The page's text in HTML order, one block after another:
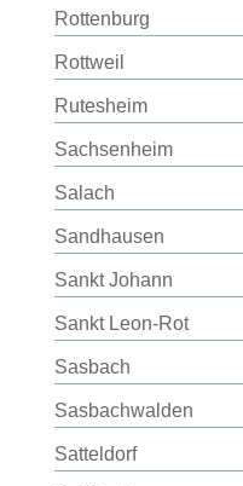
Rottenburg
Rottweil
Rutesheim
Sachsenheim
Salach
Sandhausen
Sankt Johann
Sankt Leon-Rot
Sasbach
Sasbachwalden
Satteldorf